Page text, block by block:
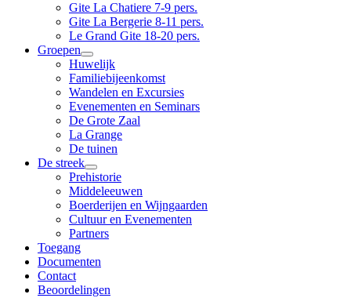
Gite La Chatiere 7-9 pers.
Gite La Bergerie 8-11 pers.
Le Grand Gite 18-20 pers.
Groepen
Huwelijk
Familiebijeenkomst
Wandelen en Excursies
Evenementen en Seminars
De Grote Zaal
La Grange
De tuinen
De streek
Prehistorie
Middeleeuwen
Boerderijen en Wijngaarden
Cultuur en Evenementen
Partners
Toegang
Documenten
Contact
Beoordelingen